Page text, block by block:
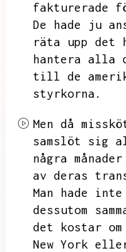
fakturerade
De hade ju
räta upp det
hantera alla
till de
styrkorna.
Men då
samslöt sig
några
av deras
Man hade
dessutom
det kostar
New York